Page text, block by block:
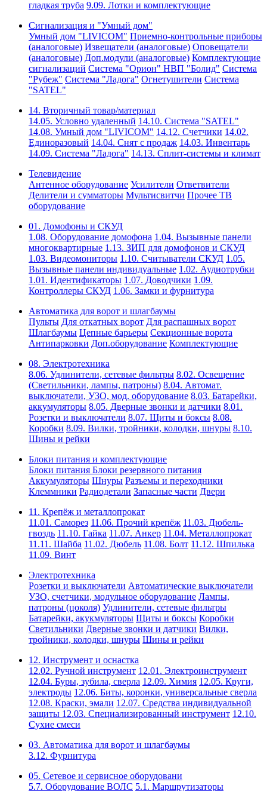
гладкая труба 9.09. Лотки и комплектующие
Сигнализация и "Умный дом"
Умный дом "LIVICOM" Приемно-контрольные приборы
(аналоговые) Извещатели (аналоговые) Оповещатели
(аналоговые) Доп.модули (аналоговые) Комплектующие
сигнализаций Система "Орион" НВП "Болид" Система
"Рубеж" Система "Ладога" Огнетушители Система
"SATEL"
14. Вторичный товар/материал
14.05. Условно удаленный 14.10. Система "SATEL"
14.08. Умный дом "LIVICOM" 14.12. Счетчики 14.02.
Единоразовый 14.04. Снят с продаж 14.03. Инвентарь
14.09. Система "Ладога" 14.13. Сплит-системы и климат
Телевидение
Антенное оборудование Усилители Ответвители
Делители и сумматоры Мультисвитчи Прочее ТВ
оборудование
01. Домофоны и СКУД
1.08. Оборудование домофона 1.04. Вызывные панели
многоквартирные 1.13. ЗИП для домофонов и СКУД
1.03. Видеомониторы 1.10. Считыватели СКУД 1.05.
Вызывные панели индивидуальные 1.02. Аудиотрубки
1.01. Идентификаторы 1.07. Доводчики 1.09.
Контроллеры СКУД 1.06. Замки и фурнитура
Автоматика для ворот и шлагбаумы
Пульты Для откатных ворот Для распашных ворот
Шлагбаумы Цепные барьеры Секционные ворота
Антипарковки Доп.оборудование Комплектующие
08. Электротехника
8.06. Удлинители, сетевые фильтры 8.02. Освещение
(Светильники, лампы, патроны) 8.04. Автомат.
выключатели, УЗО, мод. оборудование 8.03. Батарейки,
аккумуляторы 8.05. Дверные звонки и датчики 8.01.
Розетки и выключатели 8.07. Щиты и боксы 8.08.
Коробки 8.09. Вилки, тройники, колодки, шнуры 8.10.
Шины и рейки
Блоки питания и комплектующие
Блоки питания Блоки резервного питания
Аккумуляторы Шнуры Разъемы и переходники
Клеммники Радиодетали Запасные части Двери
11. Крепёж и металлопрокат
11.01. Саморез 11.06. Прочий крепёж 11.03. Дюбель-
гвоздь 11.10. Гайка 11.07. Анкер 11.04. Металлопрокат
11.11. Шайба 11.02. Дюбель 11.08. Болт 11.12. Шпилька
11.09. Винт
Электротехника
Розетки и выключатели Автоматические выключатели
УЗО, счетчики, модульное оборудование Лампы,
патроны (цоколя) Удлинители, сетевые фильтры
Батарейки, акукмуляторы Щиты и боксы Коробки
Светильники Дверные звонки и датчики Вилки,
тройники, колодки, шнуры Шины и рейки
12. Инструмент и оснастка
12.02. Ручной инструмент 12.01. Электроинструмент
12.04. Буры, зубила, сверла 12.09. Химия 12.05. Круги,
электроды 12.06. Биты, коронки, универсальные сверла
12.08. Краски, эмали 12.07. Средства индивидуальной
защиты 12.03. Специализированный инструмент 12.10.
Сухие смеси
03. Автоматика для ворот и шлагбаумы
3.12. Фурнитура
05. Сетевое и сервисное оборудовани
5.7. Оборудование ВОЛС 5.1. Маршрутизаторы